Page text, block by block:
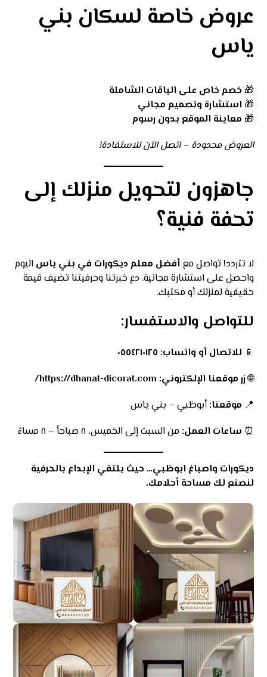
عروض خاصة لسكان بني
ياس
🎁 خصم خاص على الباقات الشاملة
🎁 استشارة وتصميم مجاني
🎁 معاينة الموقع بدون رسوم
العروض محدودة – اتصل الآن للاستفادة!
جاهزون لتحويل منزلك إلى
تحفة فنية؟
لا تتردد! تواصل معأفضل معلم ديكورات في بني ياس اليوم
واحصل على استشارة مجانية. دع خبرتنا وحرفيتنا تضيف قيمة
حقيقية لمنزلك أو مكتبك.
للتواصل والاستفسار:
📱 للاتصال أو واتساب: ٠٥٥٤٢١٠١٢٥
🌐زر موقعنا الإلكتروني: https://dhanat-dicorat.com/
📍 موقعنا:أبوظبي – بني ياس
⏰ ساعات العمل: من السبت إلى الخميس، ٨ صباحاً – ٨ مساءً
ديكورات واصباغ ابوظبي… حيث يلتقي الإبداع بالحرفية
لنصنع لك مساحة أحلامك.